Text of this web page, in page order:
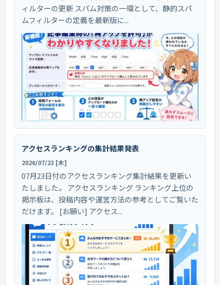
ィルターの更新 スパム対策の一環として、静的スパ
ムフィルターの定義を最新版に...
アクセスランキングの集計結果発表
2026/07/23 [木]
07月23日付のアクセスランキング集計結果を更新い
たしました。 アクセスランキング ランキング上位の
掲示板は、投稿内容や運営方法の参考としてご覧いた
だけます。 [お願い] アクセス...